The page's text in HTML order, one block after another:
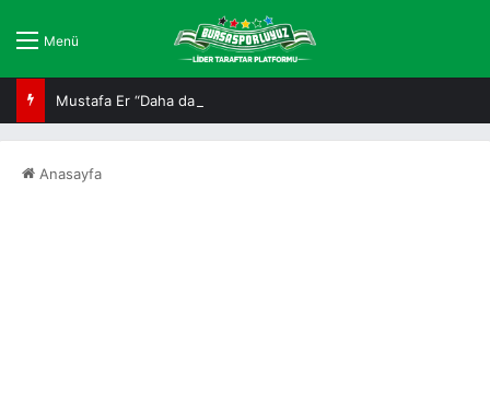
Menü
Mustafa Er “Daha da iyi olacağız”
Anasayfa